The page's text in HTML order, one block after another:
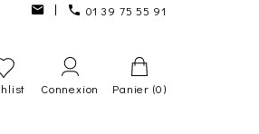
01 39 75 55 91
Connexion Panier (0)